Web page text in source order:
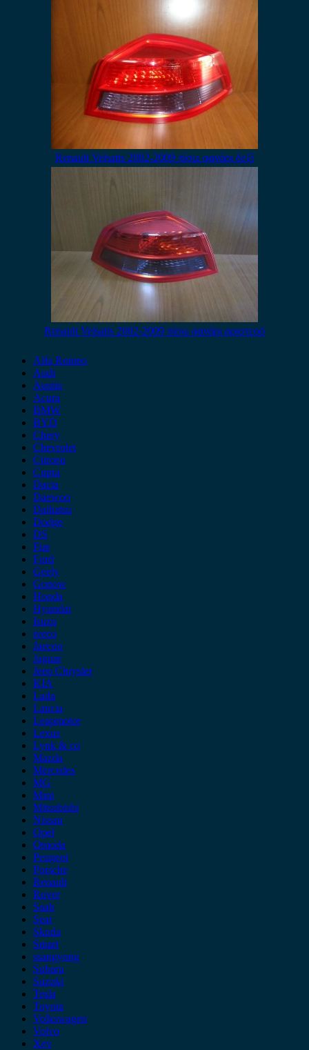
Renault Velsatis 2002-2009 πίσω φανάρι δεξί
Renault Velsatis 2002-2009 πίσω φανάρι αριστερό
Alfa Romeo
Audi
Austin
Acura
BMW
BYD
Chery
Chevrolet
Citroen
Cupra
Dacia
Daewoo
Daihatsu
Dodge
DS
Fiat
Ford
Geely
Gonow
Honda
Hyundai
Isuzu
iveco
Jaecoo
Jaguar
Jeep Chrysler
KIA
Lada
Lancia
Leapmotor
Lexus
Lynk & co
Mazda
Mercedes
MG
Mini
Mitsubishi
Nissan
Opel
Omoda
Peugeot
Porsche
Renault
Rover
Saab
Seat
Skoda
Smart
ssangyong
Subaru
Suzuki
Tesla
Toyota
Volkswagen
Volvo
Xev